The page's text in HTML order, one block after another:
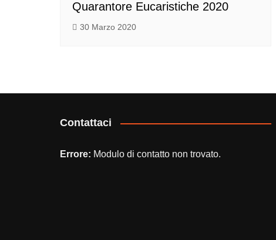
Quarantore Eucaristiche 2020
30 Marzo 2020
Contattaci
Errore: Modulo di contatto non trovato.